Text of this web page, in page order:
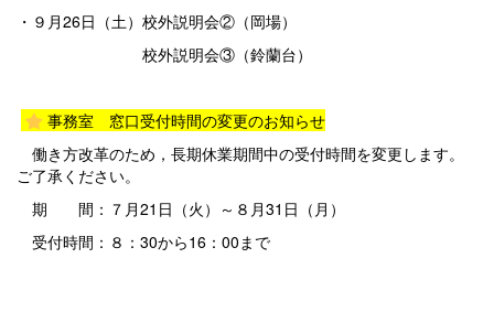
・９月26日（土）校外説明会②（岡場）
校外説明会③（鈴蘭台）
事務室 窓口受付時間の変更のお知らせ
働き方改革のため，長期休業期間中の受付時間を変更します。
ご了承ください。
期 間：７月21日（火）～８月31日（月）
受付時間：８：30から16：00まで